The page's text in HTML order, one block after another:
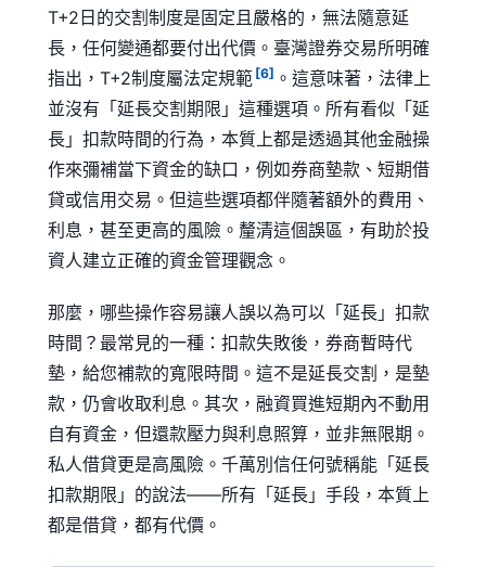
T+2日的交割制度是固定且嚴格的，無法隨意延
長，任何變通都要付出代價。臺灣證券交易所明確
指出，T+2制度屬法定規範 [6] 。這意味著，法律上
並沒有「延長交割期限」這種選項。所有看似「延
長」扣款時間的行為，本質上都是透過其他金融操
作來彌補當下資金的缺口，例如券商墊款、短期借
貸或信用交易。但這些選項都伴隨著額外的費用、
利息，甚至更高的風險。釐清這個誤區，有助於投
資人建立正確的資金管理觀念。
那麼，哪些操作容易讓人誤以為可以「延長」扣款
時間？最常見的一種：扣款失敗後，券商暫時代
墊，給您補款的寬限時間。這不是延長交割，是墊
款，仍會收取利息。其次，融資買進短期內不動用
自有資金，但還款壓力與利息照算，並非無限期。
私人借貸更是高風險。千萬別信任何號稱能「延長
扣款期限」的說法——所有「延長」手段，本質上
都是借貸，都有代價。